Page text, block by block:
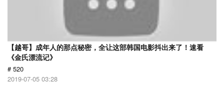
【越哥】成年人的那点秘密，全让这部韩国电影抖出来了！速看
《金氏漂流记》
# 520
2019-07-05 03:28